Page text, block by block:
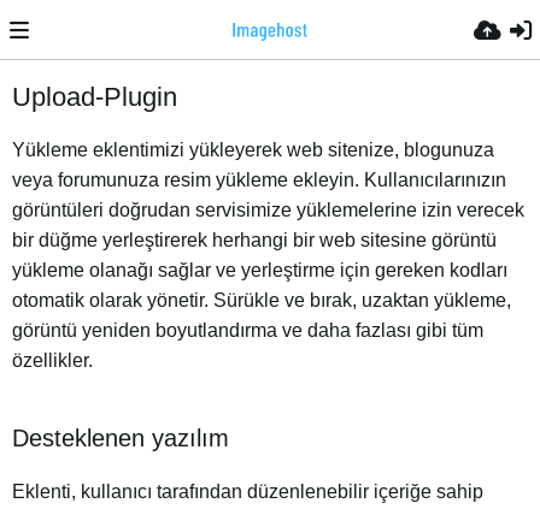
Upload-Plugin
Yükleme eklentimizi yükleyerek web sitenize, blogunuza
veya forumunuza resim yükleme ekleyin. Kullanıcılarınızın
görüntüleri doğrudan servisimize yüklemelerine izin verecek
bir düğme yerleştirerek herhangi bir web sitesine görüntü
yükleme olanağı sağlar ve yerleştirme için gereken kodları
otomatik olarak yönetir. Sürükle ve bırak, uzaktan yükleme,
görüntü yeniden boyutlandırma ve daha fazlası gibi tüm
özellikler.
Desteklenen yazılım
Eklenti, kullanıcı tarafından düzenlenebilir içeriğe sahip